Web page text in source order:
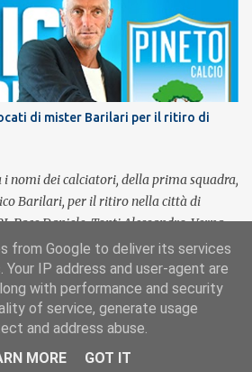
di rilevamento delle infrazioni
superamento dei limiti di velocità. Il
Prefetto, è stato emanato a seguito del
da parte della Polizia Stradale di
con i tratti stradali per i quali è
Con l’occasione, inoltre, si è
istanze di rettifica e/o revisione p...
di mister Barilari per il ritiro di
i nomi dei calciatori, della prima squadra,
Barilari, per il ritiro nella città di
Pace Daniele, Tonti Alessandro, Verna
Giovanni, Fedele Thomas,
Iacobucci Stefano, Ienco Simone,
Mateo. CENTROCAMPISTI:
Pasquale, Lombardi Luca,
Pellegrino Alessandro, Sabatelli
Simone, Biggi Silvano, D’Andrea
Ricorrenze
from Google to deliver its services
IP address and user-agent are
with performance and security
of service, generate usage
and address abuse.
MORE
GOT IT